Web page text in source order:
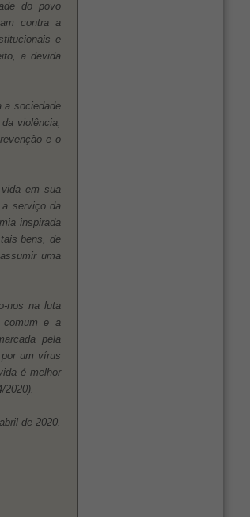
do povo
contra a
e
a devida
a sociedade
violência,
e o
em sua
a serviço da
inspirada
bens, de
uma
nos na luta
comum e a
pela
um vírus
é melhor
de 2020.